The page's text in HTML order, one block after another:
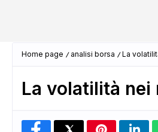
Home page analisi borsa La
La volatilità nei